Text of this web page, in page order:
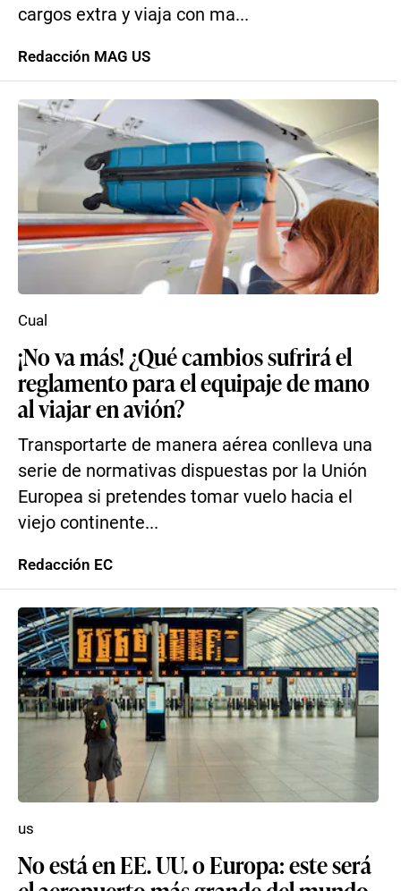
cargos extra y viaja con ma...
Redacción MAG US
¡No va más! ¿Qué cambios sufrirá el
reglamento para el equipaje de mano
al viajar en avión?
Transportarte de manera aérea conlleva una
serie de normativas dispuestas por la Unión
Europea si pretendes tomar vuelo hacia el
viejo continente...
Cual
Redacción EC
No está en EE. UU. o Europa: este será
us